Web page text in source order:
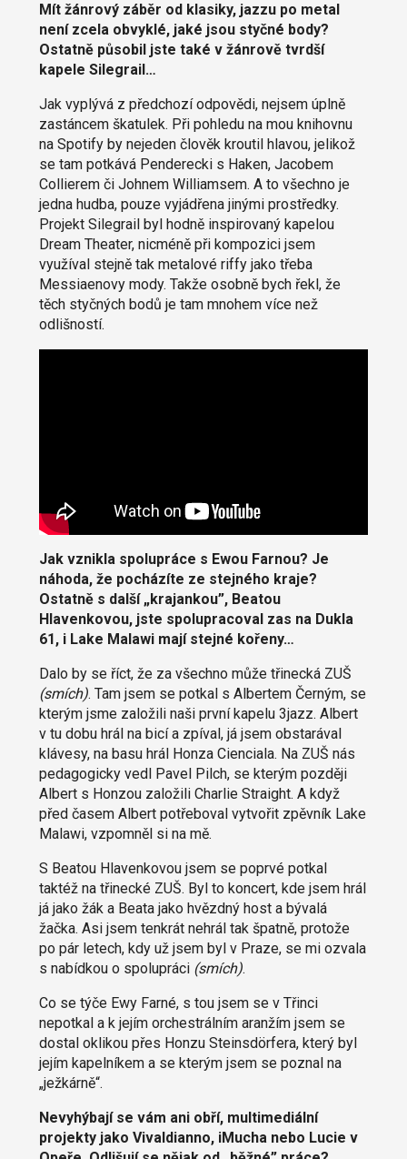
Mít žánrový záběr od klasiky, jazzu po metal
není zcela obvyklé, jaké jsou styčné body?
Ostatně působil jste také v žánrově tvrdší
kapele Silegrail…
Jak vyplývá z předchozí odpovědi, nejsem úplně
zastáncem škatulek. Při pohledu na mou knihovnu
na Spotify by nejeden člověk kroutil hlavou, jelikož
se tam potkává Penderecki s Haken, Jacobem
Collierem či Johnem Williamsem. A to všechno je
jedna hudba, pouze vyjádřena jinými prostředky.
Projekt Silegrail byl hodně inspirovaný kapelou
Dream Theater, nicméně při kompozici jsem
využíval stejně tak metalové riffy jako třeba
Messiaenovy mody. Takže osobně bych řekl, že
těch styčných bodů je tam mnohem více než
odlišností.
Jak vznikla spolupráce s Ewou Farnou? Je
náhoda, že pocházíte ze stejného kraje?
Ostatně s další „krajankou”, Beatou
Hlavenkovou, jste spolupracoval zas na Dukla
61, i Lake Malawi mají stejné kořeny…
Dalo by se říct, že za všechno může třinecká ZUŠ
(smích). Tam jsem se potkal s Albertem Černým, se
kterým jsme založili naši první kapelu 3jazz. Albert
v tu dobu hrál na bicí a zpíval, já jsem obstarával
klávesy, na basu hrál Honza Cienciala. Na ZUŠ nás
pedagogicky vedl Pavel Pilch, se kterým později
Albert s Honzou založili Charlie Straight. A když
před časem Albert potřeboval vytvořit zpěvník Lake
Malawi, vzpomněl si na mě.
S Beatou Hlavenkovou jsem se poprvé potkal
taktéž na třinecké ZUŠ. Byl to koncert, kde jsem hrál
já jako žák a Beata jako hvězdný host a bývalá
žačka. Asi jsem tenkrát nehrál tak špatně, protože
po pár letech, kdy už jsem byl v Praze, se mi ozvala
s nabídkou o spolupráci (smích).
Co se týče Ewy Farné, s tou jsem se v Třinci
nepotkal a k jejím orchestrálním aranžím jsem se
dostal oklikou přes Honzu Steinsdörfera, který byl
jejím kapelníkem a se kterým jsem se poznal na
„ježkárně“.
Nevyhýbají se vám ani obří, multimediální
projekty jako Vivaldianno, iMucha nebo Lucie v